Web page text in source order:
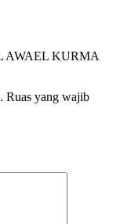
AWAEL KURMA
Ruas yang wajib